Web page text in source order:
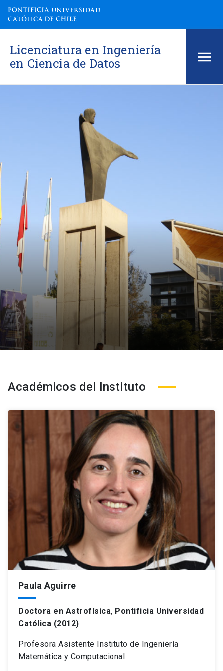
Licenciatura en Ingeniería
en Ciencia de Datos
Académicos del Instituto
Paula Aguirre
Doctora en Astrofísica, Pontificia Universidad
Católica (2012)
Profesora Asistente Instituto de Ingeniería
Matemática y Computacional